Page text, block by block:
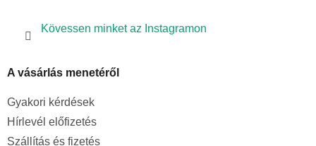
Kövessen minket az Instagramon
A vásárlás menetéről
Gyakori kérdések
Hírlevél előfizetés
Szállítás és fizetés